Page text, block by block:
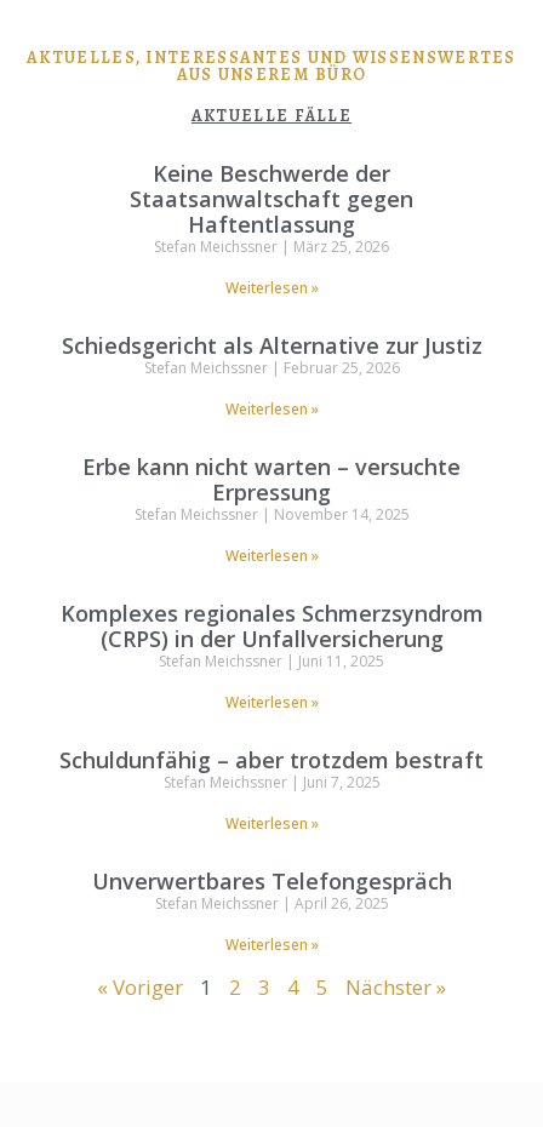
AKTUELLES, INTERESSANTES UND WISSENSWERTES
AUS UNSEREM BÜRO
AKTUELLE FÄLLE
Keine Beschwerde der
Staatsanwaltschaft gegen
Haftentlassung
Stefan Meichssner
März 25, 2026
Weiterlesen »
Schiedsgericht als Alternative zur Justiz
Stefan Meichssner
Februar 25, 2026
Weiterlesen »
Erbe kann nicht warten – versuchte
Erpressung
Stefan Meichssner
November 14, 2025
Weiterlesen »
Komplexes regionales Schmerzsyndrom
(CRPS) in der Unfallversicherung
Stefan Meichssner
Juni 11, 2025
Weiterlesen »
Schuldunfähig – aber trotzdem bestraft
Stefan Meichssner
Juni 7, 2025
Weiterlesen »
Unverwertbares Telefongespräch
Stefan Meichssner
April 26, 2025
Weiterlesen »
« Voriger 1 2 3 4 5 Nächster »